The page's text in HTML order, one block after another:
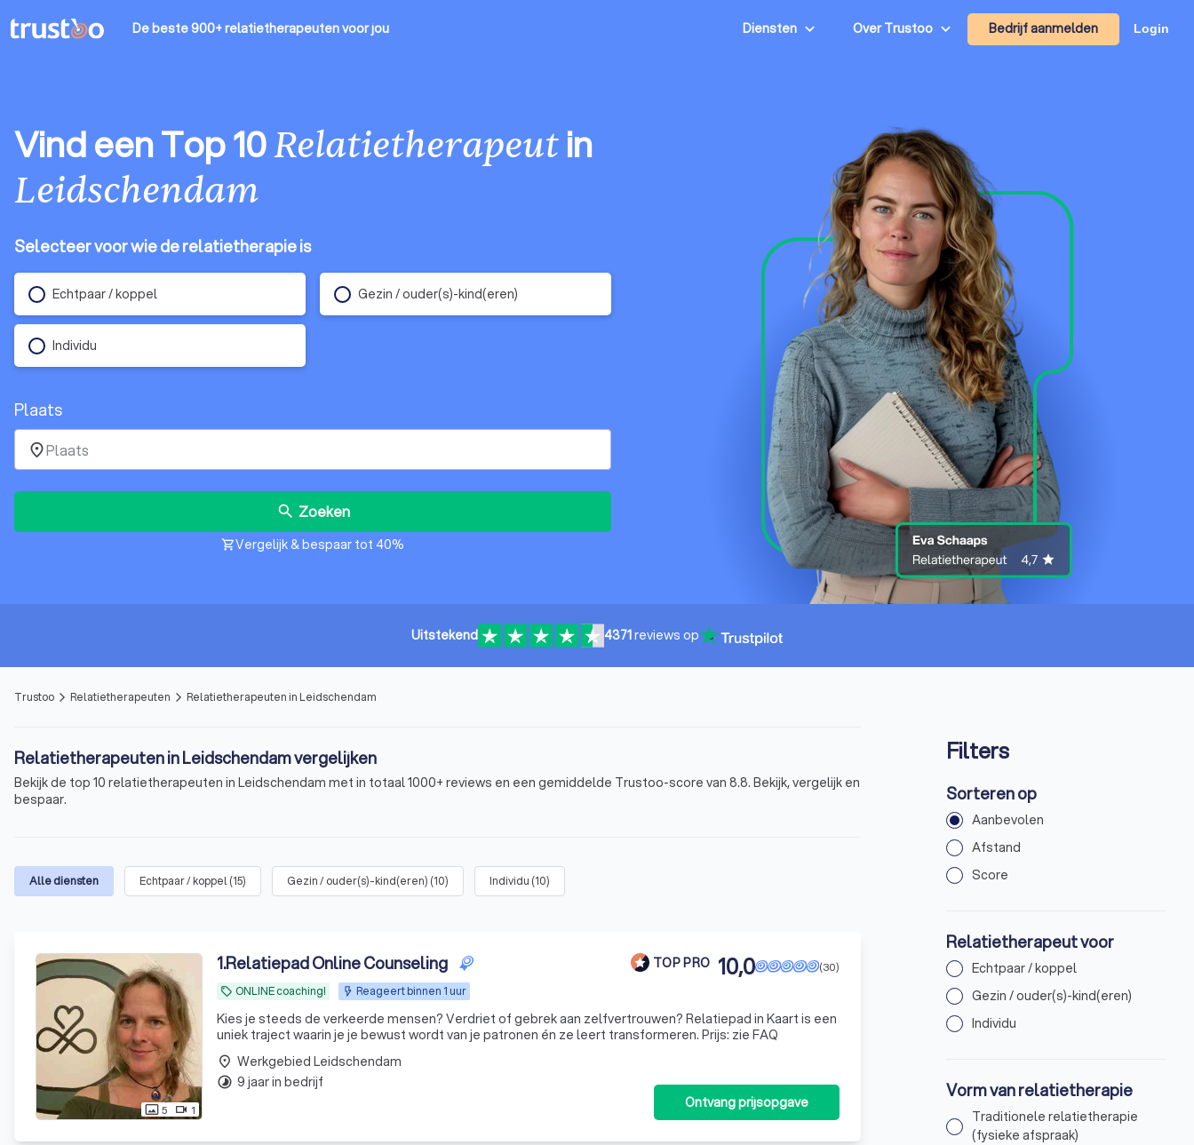
De beste 900+ relatietherapeutenvoor jou Diensten Over Trustoo Bedrijf aanmelden Login
Vind een Top 10Relatietherapeutin
Leidschendam
Selecteer voor wie de relatietherapie is
Echtpaar / koppel Gezin / ouder(s)-kind(eren)
Individu
Plaats
place
search Zoeken
shopping_cartVergelijk & bespaar tot 40%
Uitstekend 4371reviews op
Trustoo arrow_forward_ios Relatietherapeuten arrow_forward_ios Relatietherapeuten in Leidschendam
Relatietherapeuten in Leidschendam vergelijken
Bekijk de top 10 relatietherapeuten in Leidschendam met in totaal 1000+ reviews en een gemiddelde Trustoo-score van 8.8. Bekijk, vergelijk en
bespaar.
Alle diensten Echtpaar / koppel(15) Gezin / ouder(s)-kind(eren) (10) Individu (10)
photo_size_select_actual5 videocam 1
1.Relatiepad Online Counseling TOP PRO
local_offer ONLINE coaching! Reageert binnen 1 uur
(30)
10,0
Kies je steeds de verkeerde mensen? Verdriet of gebrek aan zelfvertrouwen? Relatiepad in Kaart is een
uniek traject waarin je je bewust wordt van je patronen én ze leert transformeren. Prijs: zie FAQ
Ontvang prijsopgave
place Werkgebied Leidschendam
timelapse 9 jaar in bedrijf
Filters
Sorteren op
Aanbevolen
Afstand
Score
Relatietherapeut voor
Echtpaar / koppel
Gezin / ouder(s)-kind(eren)
Individu
Vorm van relatietherapie
Traditionele relatietherapie
(fysieke afspraak)